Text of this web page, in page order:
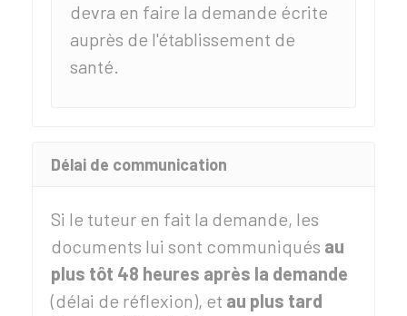
devra en faire la demande écrite
auprès de l'établissement de
santé.
Délai de communication
Si le tuteur en fait la demande, les
documents lui sont communiqués au
plus tôt 48 heures après la demande
(délai de réflexion), et au plus tard